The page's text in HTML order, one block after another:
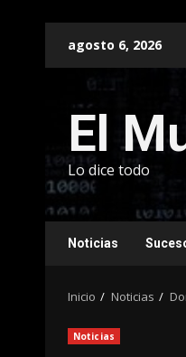
agosto 6, 2026
El
Lo dice todo
Noticias
Inicio Noticias
Noticias